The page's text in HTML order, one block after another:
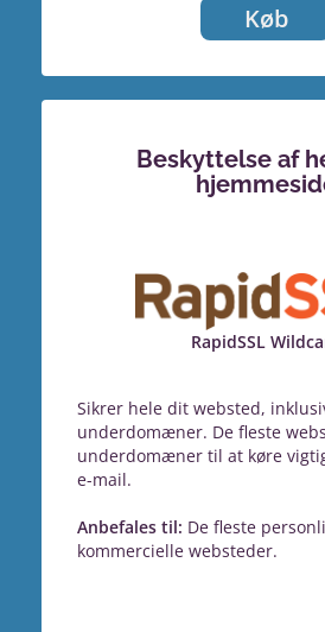
Køb
Beskyttelse af
RapidSSL
Sikrer hele dit websted,
underdomæner. De fleste
underdomæner til at køre
e-mail.
Anbefales til: De fleste
kommercielle websteder.